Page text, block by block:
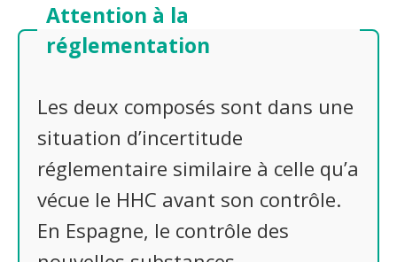
Attention à la
réglementation
Les deux composés sont dans une
situation d’incertitude
réglementaire similaire à celle qu’a
vécue le HHC avant son contrôle.
En Espagne, le contrôle des